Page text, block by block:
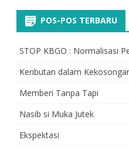
POS-POS TERBARU
STOP KBGO : Normalisasi
Keributan dalam
Memberi Tanpa Tapi
Nasib si Muka Jutek
Ekspektasi